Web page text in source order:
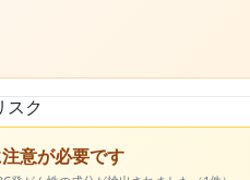
スク
意が必要です